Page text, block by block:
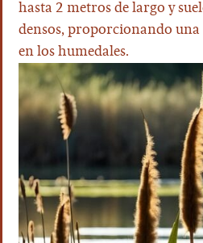
hasta 2 metros de largo y
densos, proporcionando una
en los humedales.